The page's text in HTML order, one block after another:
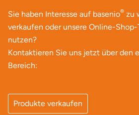
Sie haben Interesse auf basenio® zu
verkaufen oder unsere Online-
nutzen?
Kontaktieren Sie uns jetzt über den
Bereich:
Produkte verkaufen